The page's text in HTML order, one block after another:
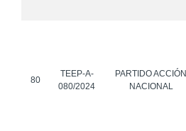
80
TEEP-A-
080/2024
PARTIDO ACCIÓN
NACIONAL